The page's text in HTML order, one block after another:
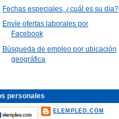
Fechas especiales, ¿cuál es su día?
Envíe ofertas laborales por
Facebook
Búsqueda de empleo por ubicación
geográfica
personales
ELEMPLEO.COM